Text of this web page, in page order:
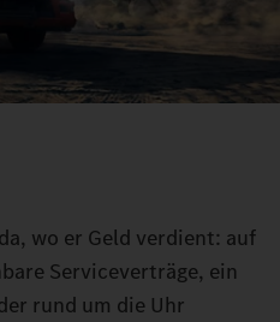
wo er Geld verdient: auf
Serviceverträge, ein
rund um die Uhr